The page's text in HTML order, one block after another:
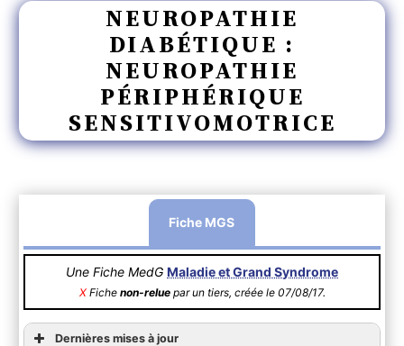
NEUROPATHIE
DIABÉTIQUE :
NEUROPATHIE
PÉRIPHÉRIQUE
SENSITIVOMOTRICE
Fiche MGS
Une Fiche MedG Maladie et Grand Syndrome
XFiche non-reluepar un tiers, créée le 07/08/17.
Dernières mises à jour